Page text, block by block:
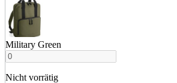
Military Green
Nicht vorrätig